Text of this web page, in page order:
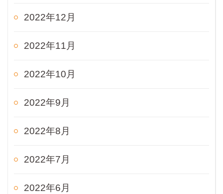
2022年12月
2022年11月
2022年10月
2022年9月
2022年8月
2022年7月
2022年6月